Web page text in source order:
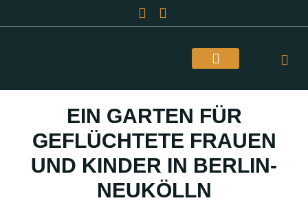
EIN GARTEN FÜR
GEFLÜCHTETE FRAUEN
UND KINDER IN BERLIN-
NEUKÖLLN